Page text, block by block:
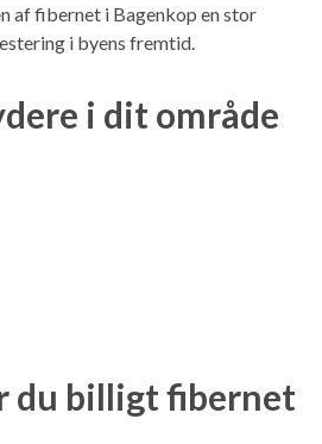
af fibernet i Bagenkop en stor
i byens fremtid.
i dit område
du billigt fibernet